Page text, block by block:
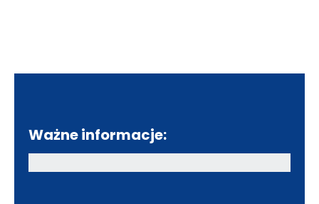
Ważne informacje: